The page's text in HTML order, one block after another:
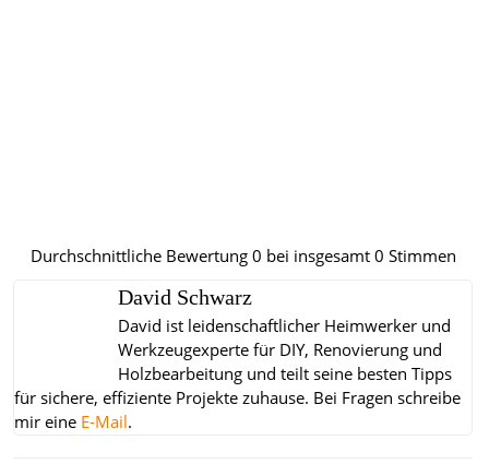
Durchschnittliche Bewertung0 bei insgesamt0 Stimmen
David Schwarz
David ist leidenschaftlicher Heimwerker und
Werkzeugexperte für DIY, Renovierung und
Holzbearbeitung und teilt seine besten Tipps
für sichere, effiziente Projekte zuhause. Bei Fragen schreibe
mir eine E-Mail.